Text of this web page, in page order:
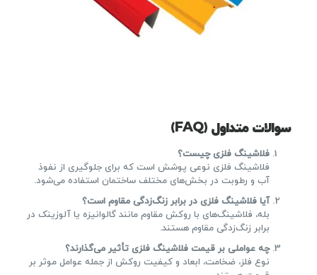
سوالات متداول (FAQ)
فلاشینگ فلزی چیست؟
فلاشینگ فلزی نوعی پوشش است که برای جلوگیری از نفوذ
آب و رطوبت در بخش‌های مختلف ساختمان استفاده می‌شود.
آیا فلاشینگ فلزی در برابر زنگ‌زدگی مقاوم است؟
بله، فلاشینگ‌های با روکش مقاوم مانند گالوانیزه یا آلوزینک در
برابر زنگ‌زدگی مقاوم هستند.
چه عواملی بر قیمت فلاشینگ فلزی تأثیر می‌گذارند؟
نوع فلز، ضخامت، ابعاد و کیفیت روکش از جمله عوامل موثر بر